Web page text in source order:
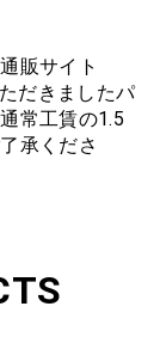
販サイト
だきましたパ
常工賃の1.5
承くださ